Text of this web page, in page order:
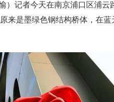
记者今天在南京浦口区浦云
来是墨绿色钢结构桥体，在